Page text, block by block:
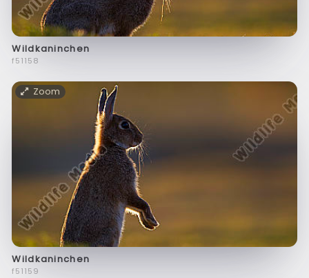
Wildkaninchen
f51158
Zoom
Wildkaninchen
f51159